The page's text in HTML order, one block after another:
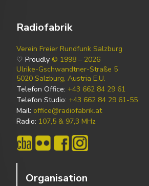
Radiofabrik
Verein Freier Rundfunk Salzburg
♡ Proudly © 1998 – 2026
Ulrike-Gschwandtner-Straße 5
5020 Salzburg, Austria E.U.
Telefon Office: +43 662 84 29 61
Telefon Studio: +43 662 84 29 61-55
Mail: office@radiofabrik.at
Radio: 107,5 & 97,3 MHz
Organisation